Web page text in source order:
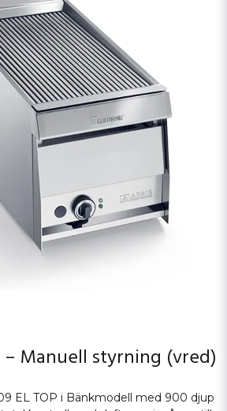
– Manuell styrning (vred)
EL TOP i Bänkmodell med 900 djup